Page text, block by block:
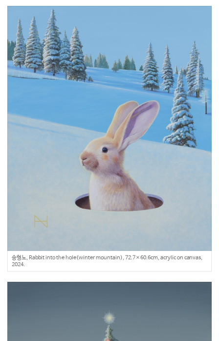
송형노, Rabbit into the hole(winter mountain), 72.7×60.6cm, acrylic on canvas,
2024.